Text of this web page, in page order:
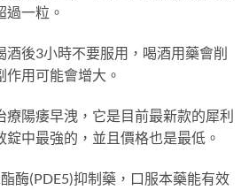
過一粒。
酒後3小時不要服用，喝酒用藥會削
用可能會增大。
療陽痿早洩，它是目前最新款的犀利
中最強的，並且價格也是最低。
酶(PDE5)抑制藥，口服本藥能有效